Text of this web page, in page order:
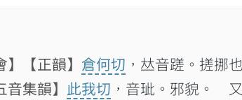
】 【正韻】 倉何切 ，𠀤音蹉。搓挪
音集韻】 此我切 ，音玼。邪貌。